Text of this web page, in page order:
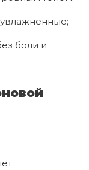
боли и